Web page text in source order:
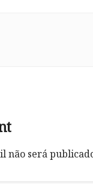
não será